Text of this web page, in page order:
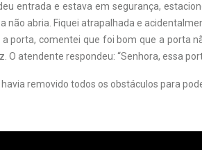
entrada e estava em segurança,
não abria. Fiquei atrapalhada e
porta, comentei que foi bom que a porta
O atendente respondeu: “Senhora, essa
removido todos os obstáculos para